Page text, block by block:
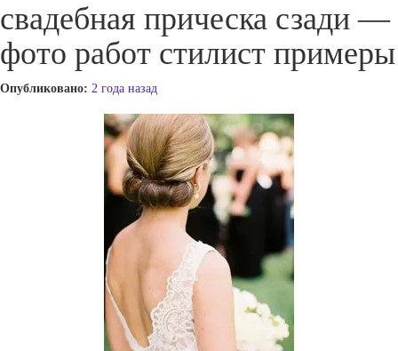
свадебная прическа сзади —
фото работ стилист примеры
Опубликовано: 2 года назад